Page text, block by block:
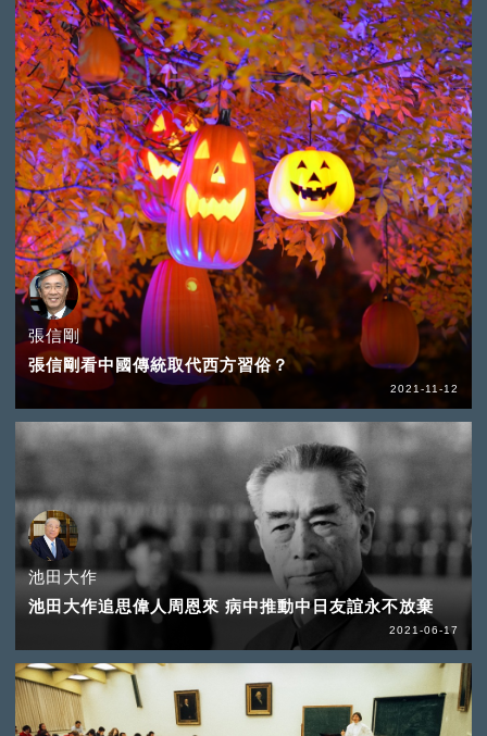
張信剛
張信剛看中國傳統取代西方習俗？
2021-11-12
池田大作
池田大作追思偉人周恩來 病中推動中日友誼永不放棄
2021-06-17